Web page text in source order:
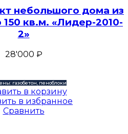
небольшого дома из
150 кв.м. «Лидер-2010-
2»
28'000 ₽
газобетон, пеноблоки
в корзину
в избранное
Сравнить